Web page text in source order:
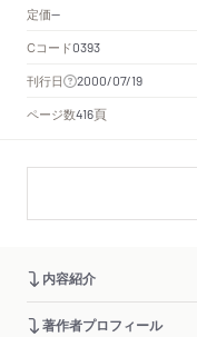
定価--
Cコード0393
刊行日
2000/07/19
ページ数416頁
内容紹介
著作者プロフィール